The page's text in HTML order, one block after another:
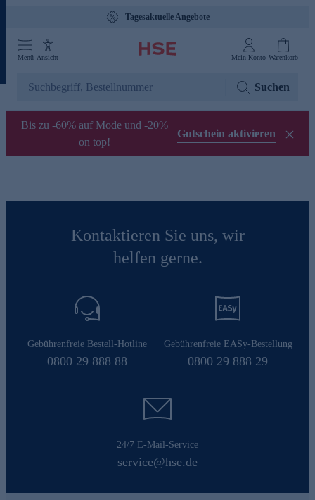
Tagesaktuelle Angebote
Menü Ansicht Mein Konto Warenkorb
Suchen
Bis zu -60% auf Mode und -20%
on top!
Gutschein aktivieren
Kontaktieren Sie uns, wir
helfen gerne.
Gebührenfreie Bestell-Hotline
0800 29 888 88
Gebührenfreie EASy-Bestellung
0800 29 888 29
24/7 E-Mail-Service
service@hse.de